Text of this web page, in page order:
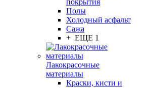
покрытия
Полы
Холодный асфальт
Сажа
+ ЕЩЕ 1
Лакокрасочные
материалы
Краски, кисти и